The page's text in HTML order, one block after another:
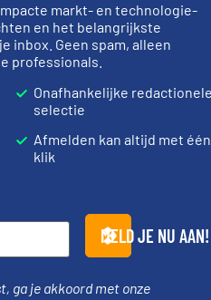
voor het afvullen van vaste
voor uw palletlading
belangrijke schakel
markt- en technologie-
en het belangrijkste
inbox. Geen spam, alleen
professionals.
Onafhankelijke
selectie
Afmelden kan altijd met één
klik
MELD JE NU AAN!
ga je akkoord met onze